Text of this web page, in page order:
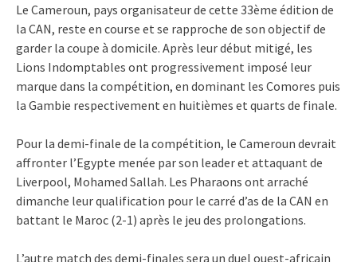
Le Cameroun, pays organisateur de cette 33ème édition de
la CAN, reste en course et se rapproche de son objectif de
garder la coupe à domicile. Après leur début mitigé, les
Lions Indomptables ont progressivement imposé leur
marque dans la compétition, en dominant les Comores puis
la Gambie respectivement en huitièmes et quarts de finale.
Pour la demi-finale de la compétition, le Cameroun devrait
affronter l’Egypte menée par son leader et attaquant de
Liverpool, Mohamed Sallah. Les Pharaons ont arraché
dimanche leur qualification pour le carré d’as de la CAN en
battant le Maroc (2-1) après le jeu des prolongations.
L’autre match des demi-finales sera un duel ouest-africain